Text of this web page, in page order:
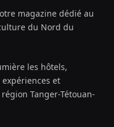
magazine dédié au
du Nord du
les hôtels,
et
Tanger-Tétouan-